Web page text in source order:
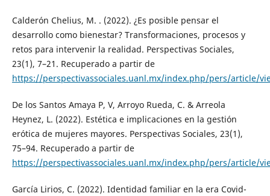
Calderón Chelius, M. . (2022). ¿Es posible pensar el
desarrollo como bienestar? Transformaciones, procesos y
retos para intervenir la realidad. Perspectivas Sociales,
23(1), 7–21. Recuperado a partir de
https://perspectivassociales.uanl.mx/index.php/pers/article/
De los Santos Amaya P, V, Arroyo Rueda, C. & Arreola
Heynez, L. (2022). Estética e implicaciones en la gestión
erótica de mujeres mayores. Perspectivas Sociales, 23(1),
75–94. Recuperado a partir de
https://perspectivassociales.uanl.mx/index.php/pers/article/
García Lirios, C. (2022). Identidad familiar en la era Covid-